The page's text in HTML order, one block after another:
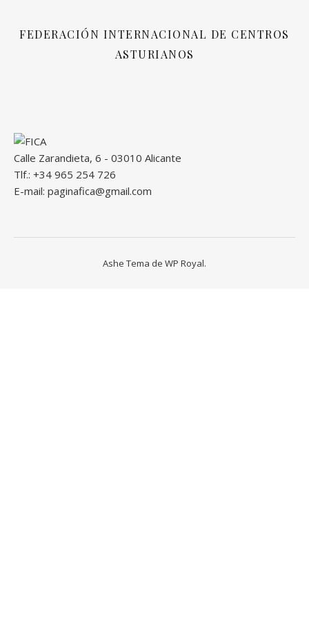
FEDERACIÓN INTERNACIONAL DE CENTROS
ASTURIANOS
Calle Zarandieta, 6 - 03010 Alicante
Tlf.: +34 965 254 726
E-mail: paginafica@gmail.com
Ashe Tema de WP Royal.